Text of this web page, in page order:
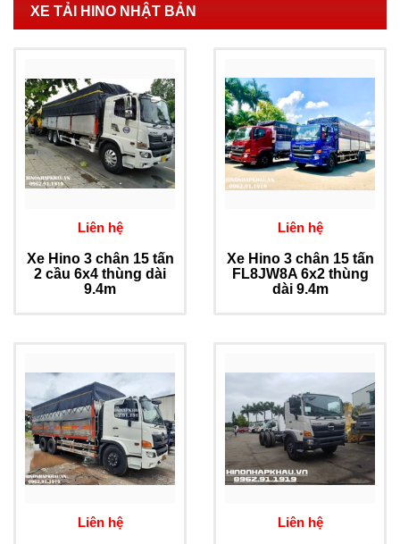
XE TẢI HINO NHẬT BẢN
Liên hệ
Xe Hino 3 chân 15 tấn
2 cầu 6x4 thùng dài
9.4m
Liên hệ
Xe Hino 3 chân 15 tấn
FL8JW8A 6x2 thùng
dài 9.4m
Liên hệ Liên hệ